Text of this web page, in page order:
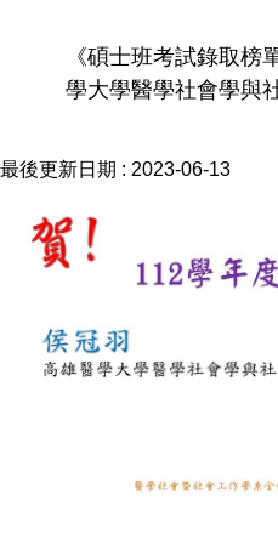
《碩士班考試錄取榜
學大學醫學社會學與
最後更新日期 : 2023-06-13